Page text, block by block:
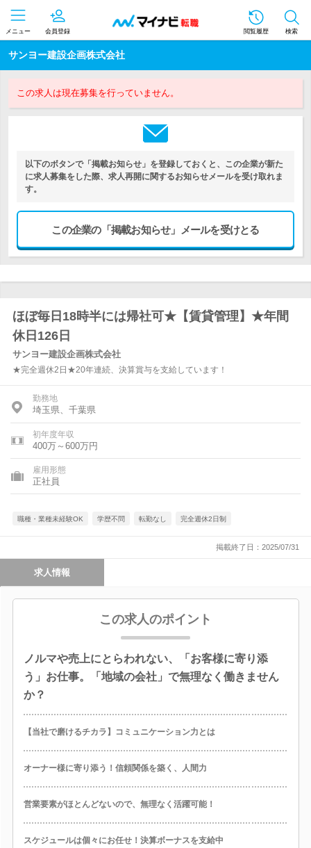
メニュー 会員登録 閲覧履歴 検索
サンヨー建設企画株式会社
この求人は現在募集を行っていません。
以下のボタンで「掲載お知らせ」を登録しておくと、この企業が新た
に求人募集をした際、求人再開に関するお知らせメールを受け取れま
す。
この企業の「掲載お知らせ」メールを受けとる
ほぼ毎日18時半には帰社可★【賃貸管理】★年間
休日126日
サンヨー建設企画株式会社
★完全週休2日★20年連続、決算賞与を支給しています！
勤務地
埼玉県、千葉県
初年度年収
400万～600万円
雇用形態
正社員
職種・業種未経験OK 学歴不問 転勤なし 完全週休2日制
掲載終了日：2025/07/31
求人情報
この求人のポイント
ノルマや売上にとらわれない、「お客様に寄り添
う」お仕事。「地域の会社」で無理なく働きません
か？
【当社で磨けるチカラ】コミュニケーション力とは
オーナー様に寄り添う！信頼関係を築く、人間力
営業要素がほとんどないので、無理なく活躍可能！
スケジュールは個々にお任せ！決算ボーナスを支給中